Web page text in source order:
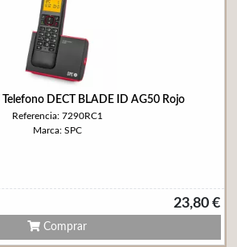
Telefono DECT BLADE ID AG50 Rojo
Referencia: 7290RC1
Marca: SPC
23,80 €
Comprar